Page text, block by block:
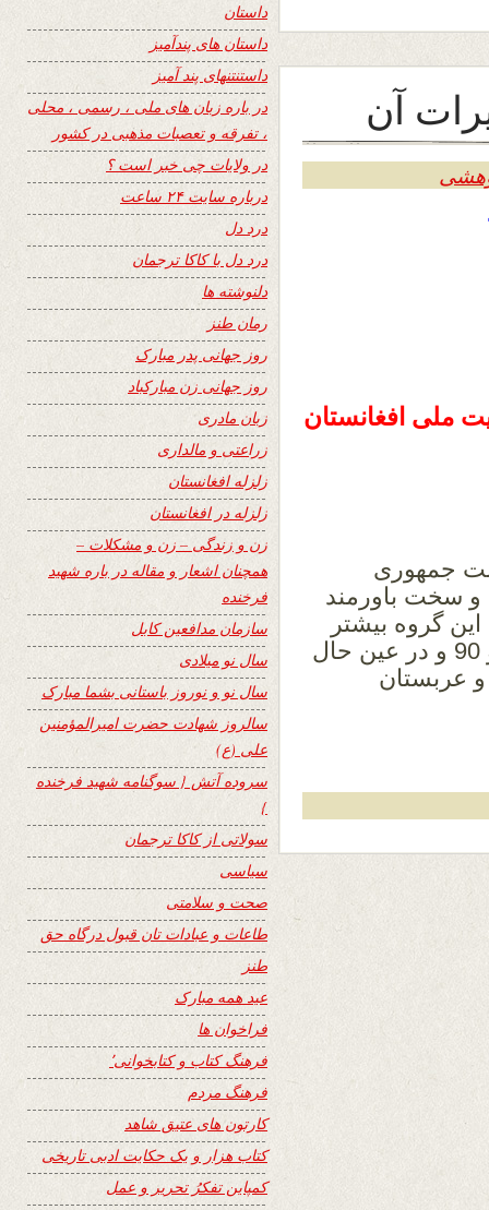
آن
ملی افغانستان
جمهوری
و سخت باورمند
گروه بیشتر
محصول فرآیند های سیاسی دهه های 80 و 90 و در عین حال
عربستان
داستان
داستان های پندآمیز
داستنتنهای پند آمیز
در باره زبان های ملی ، رسمی ، محلی
، تفرقه و تعصبات مذهبی در کشور
در ولایات چی خبر است ؟
درباره سایت ۲۴ ساعت
درد دل
درد دل با کاکا ترجمان
دلنوشته ها
رمان طنز
روز جهانی پدر مبارک
روز جهانی زن مبارکباد
زبان مادری
زراعتی و مالداری
زلزله افغانستان
زلزله در افغانستان
زن و زندگی – زن و مشکلات –
همچنان اشعار و مقاله در باره شهید
فرخنده
سازمان مدافعین کابل
سال نو میلادی
سال نو و نوروز باستانی بشما مبارک
سالروز شهادت حضرت امیرالمؤمنین
علی (ع)
سروده آتش { سوگنامه شهید فرخنده
}
سولاتی از کاکا ترجمان
سیاسی
صحت و سلامتی
طاعات و عبادات تان قبول درگاه حق
طنز
عید همه مبارک
فراخوان ها
فرهنگ کتاب و کتابخوانی٬
فرهنگ مردم
کارتون های عتیق شاهد
کتاب هزار و یک حکایت ادبی تاریخی
کمپاین تفکرُ تحریر و عمل